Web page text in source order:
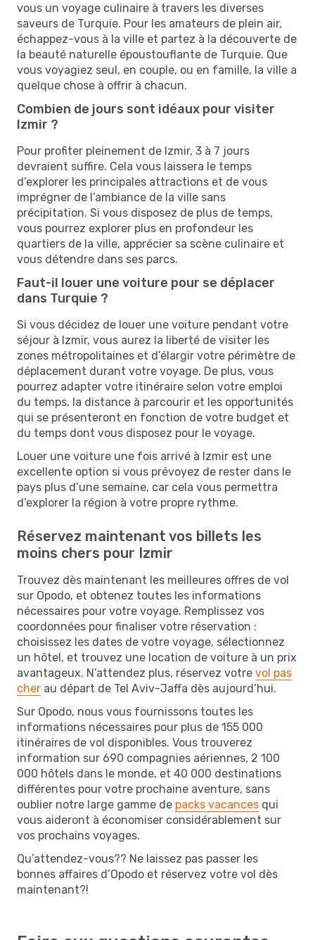
vous un voyage culinaire à travers les diverses
saveurs de Turquie. Pour les amateurs de plein air,
échappez-vous à la ville et partez à la découverte de
la beauté naturelle époustouflante de Turquie. Que
vous voyagiez seul, en couple, ou en famille, la ville a
quelque chose à offrir à chacun.
Combien de jours sont idéaux pour visiter
Izmir ?
Pour profiter pleinement de Izmir, 3 à 7 jours
devraient suffire. Cela vous laissera le temps
d’explorer les principales attractions et de vous
imprégner de l’ambiance de la ville sans
précipitation. Si vous disposez de plus de temps,
vous pourrez explorer plus en profondeur les
quartiers de la ville, apprécier sa scène culinaire et
vous détendre dans ses parcs.
Faut-il louer une voiture pour se déplacer
dans Turquie ?
Si vous décidez de louer une voiture pendant votre
séjour à Izmir, vous aurez la liberté de visiter les
zones métropolitaines et d’élargir votre périmètre de
déplacement durant votre voyage. De plus, vous
pourrez adapter votre itinéraire selon votre emploi
du temps, la distance à parcourir et les opportunités
qui se présenteront en fonction de votre budget et
du temps dont vous disposez pour le voyage.
Louer une voiture une fois arrivé à Izmir est une
excellente option si vous prévoyez de rester dans le
pays plus d’une semaine, car cela vous permettra
d’explorer la région à votre propre rythme.
Réservez maintenant vos billets les
moins chers pour Izmir
Trouvez dès maintenant les meilleures offres de vol
sur Opodo, et obtenez toutes les informations
nécessaires pour votre voyage. Remplissez vos
coordonnées pour finaliser votre réservation :
choisissez les dates de votre voyage, sélectionnez
un hôtel, et trouvez une location de voiture à un prix
avantageux. N’attendez plus, réservez votre vol pas
cher au départ de Tel Aviv-Jaffa dès aujourd’hui.
Sur Opodo, nous vous fournissons toutes les
informations nécessaires pour plus de 155 000
itinéraires de vol disponibles. Vous trouverez
information sur 690 compagnies aériennes, 2 100
000 hôtels dans le monde, et 40 000 destinations
différentes pour votre prochaine aventure, sans
oublier notre large gamme de packs vacances qui
vous aideront à économiser considérablement sur
vos prochains voyages.
Qu’attendez-vous?? Ne laissez pas passer les
bonnes affaires d’Opodo et réservez votre vol dès
maintenant?!